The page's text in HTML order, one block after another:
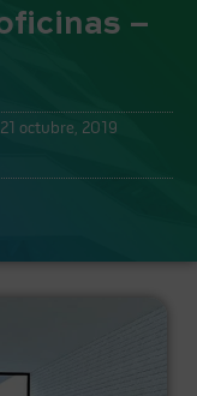
–
21 octubre, 2019